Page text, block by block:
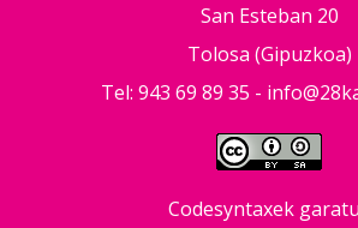
San Esteban 20
Tolosa (Gipuzkoa)
Tel: 943 69 89 35 -
Codesyntaxek